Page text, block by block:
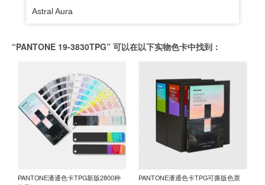
Astral Aura
“PANTONE 19-3830TPG” 可以在以下实物色卡中找到：
PANTONE潘通色卡TPG新版2800种
PANTONE潘通色卡TPG可撕版色票